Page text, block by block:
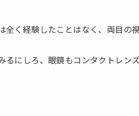
全く経験したことはなく、両目の
るにしろ、眼鏡もコンタクトレン